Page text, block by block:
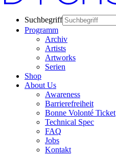
Suchbegriff
Programm
Archiv
Artists
Artworks
Serien
Shop
About Us
Awareness
Barrierefreiheit
Bonne Volonté Ticket
Technical Spec
FAQ
Jobs
Kontakt